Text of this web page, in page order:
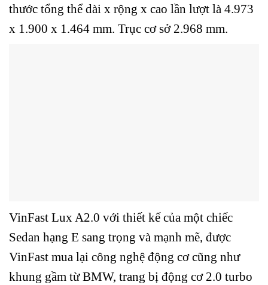
thước tổng thể dài x rộng x cao lần lượt là 4.973
x 1.900 x 1.464 mm. Trục cơ sở 2.968 mm.
VinFast Lux A2.0 với thiết kế của một chiếc
Sedan hạng E sang trọng và mạnh mẽ, được
VinFast mua lại công nghệ động cơ cũng như
khung gầm từ BMW, trang bị động cơ 2.0 turbo